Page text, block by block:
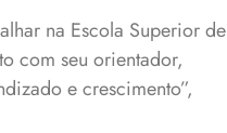
na Escola Superior de
com seu orientador,
e crescimento”,